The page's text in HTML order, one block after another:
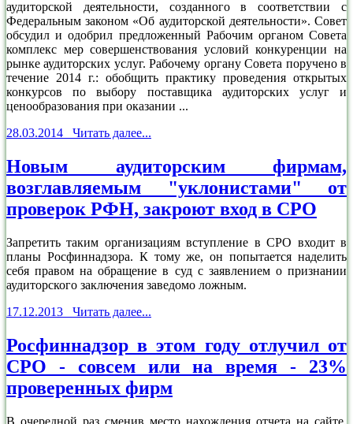
аудиторской деятельности, созданного в соответствии с
Федеральным законом «Об аудиторской деятельности». Совет
обсудил и одобрил предложенный Рабочим органом Совета
комплекс мер совершенствования условий конкуренции на
рынке аудиторских услуг. Рабочему органу Совета поручено в
течение 2014 г.: обобщить практику проведения открытых
конкурсов по выбору поставщика аудиторских услуг и
ценообразования при оказании ...
28.03.2014 Читать далее...
Новым аудиторским фирмам,
возглавляемым "уклонистами" от
проверок РФН, закроют вход в СРО
Запретить таким организациям вступление в СРО входит в
планы Росфиннадзора. К тому же, он попытается наделить
себя правом на обращение в суд с заявлением о признании
аудиторского заключения заведомо ложным.
17.12.2013 Читать далее...
Росфиннадзор в этом году отлучил от
СРО - совсем или на время - 23%
проверенных фирм
В очередной раз сменив место нахождения отчета на сайте,